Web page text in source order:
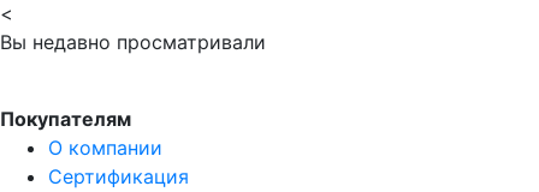
<
Вы недавно просматривали
Покупателям
О компании
Сертификация